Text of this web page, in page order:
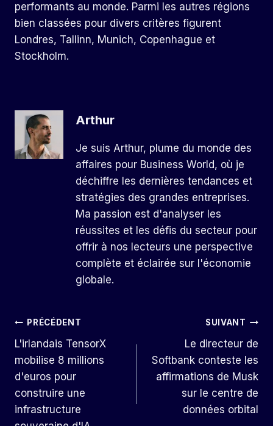
performants au monde. Parmi les autres régions
bien classées pour divers critères figurent
Londres, Tallinn, Munich, Copenhague et
Stockholm.
Arthur
Je suis Arthur, plume du monde des
affaires pour Business World, où je
déchiffre les dernières tendances et
stratégies des grandes entreprises.
Ma passion est d'analyser les
réussites et les défis du secteur pour
offrir à nos lecteurs une perspective
complète et éclairée sur l'économie
globale.
Navigation
De
L’article
PRÉCÉDENT
L'irlandais TensorX
mobilise 8 millions
d'euros pour
construire une
infrastructure
SUIVANT
Le directeur de
Softbank conteste les
affirmations de Musk
sur le centre de
données orbital